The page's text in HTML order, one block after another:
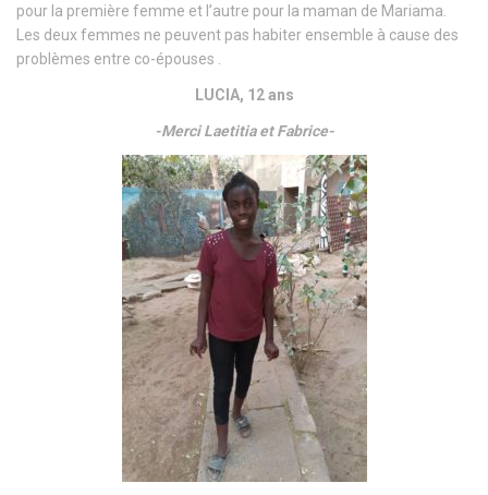
pour la première femme et l’autre pour la maman de Mariama.
Les deux femmes ne peuvent pas habiter ensemble à cause des
problèmes entre co-épouses .
LUCIA, 12 ans
-Merci Laetitia et Fabrice-